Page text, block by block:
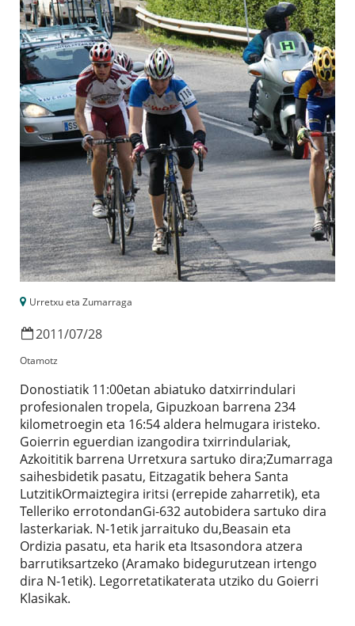
Urretxu eta Zumarraga
2011/07/28
Otamotz
Donostiatik 11:00etan abiatuko datxirrindulari
profesionalen tropela, Gipuzkoan barrena 234
kilometroegin eta 16:54 aldera helmugara iristeko.
Goierrin eguerdian izangodira txirrindulariak,
Azkoititik barrena Urretxura sartuko dira;Zumarraga
saihesbidetik pasatu, Eitzagatik behera Santa
LutzitikOrmaiztegira iritsi (errepide zaharretik), eta
Telleriko errotondanGi-632 autobidera sartuko dira
lasterkariak. N-1etik jarraituko du,Beasain eta
Ordizia pasatu, eta harik eta Itsasondora atzera
barrutiksartzeko (Aramako bidegurutzean irtengo
dira N-1etik). Legorretatikaterata utziko du Goierri
Klasikak.